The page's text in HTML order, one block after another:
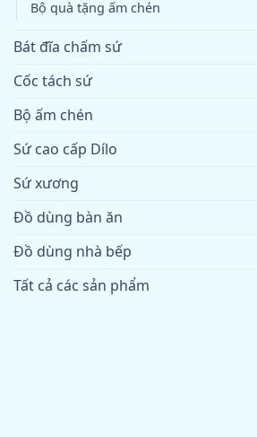
Bộ quà tặng ấm chén
Bát đĩa chấm sứ
Cốc tách sứ
Bộ ấm chén
Sứ cao cấp Dílo
Sứ xương
Đồ dùng bàn ăn
Đồ dùng nhà bếp
Tất cả các sản phẩm